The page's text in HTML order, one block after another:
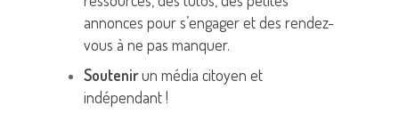
annonces pour s’engager et des rendez-
vous à ne pas manquer.
Soutenirun média citoyen et
indépendant !